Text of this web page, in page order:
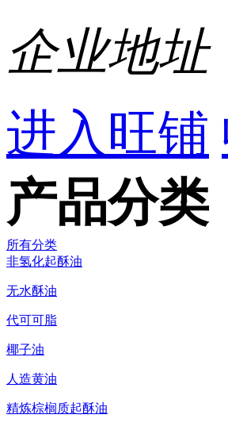
企业地址
进入旺铺
产品分类
所有分类
非氢化起酥油
无水酥油
代可可脂
椰子油
人造黄油
精炼棕榈质起酥油